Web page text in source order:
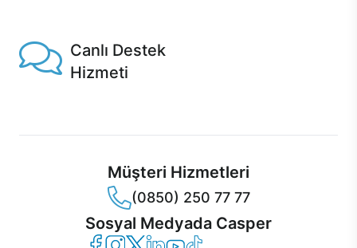
Canlı Destek
Hizmeti
Müşteri Hizmetleri
(0850) 250 77 77
Sosyal Medyada Casper
Casper Facebook
Casper Instagram
Casper Twitter
Casper LinkedIn
Casper YouTube
Casper TikTok